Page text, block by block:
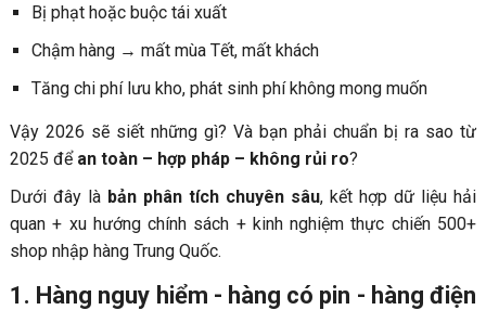
Bị phạt hoặc buộc tái xuất
Chậm hàng → mất mùa Tết, mất khách
Tăng chi phí lưu kho, phát sinh phí không mong muốn
Vậy 2026 sẽ siết những gì? Và bạn phải chuẩn bị ra sao từ
2025 để an toàn – hợp pháp – không rủi ro?
Dưới đây là bản phân tích chuyên sâu, kết hợp dữ liệu hải
quan + xu hướng chính sách + kinh nghiệm thực chiến 500+
shop nhập hàng Trung Quốc.
1. Hàng nguy hiểm - hàng có pin - hàng điện